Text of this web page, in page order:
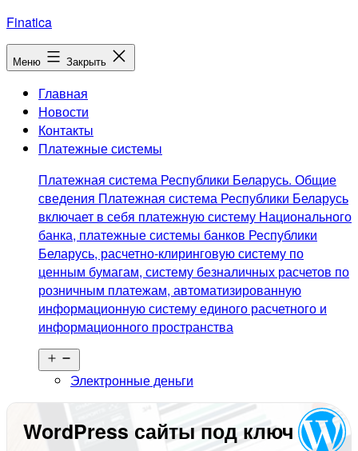
Перейти
к
содержимому
Finatica
Меню Закрыть
Главная
Новости
Контакты
Платежные системы
Платежная система Республики Беларусь. Общие
сведения Платежная система Республики Беларусь
включает в себя платежную систему Национального
банка, платежные системы банков Республики
Беларусь, расчетно-клиринговую систему по
ценным бумагам, систему безналичных расчетов по
розничным платежам, автоматизированную
информационную систему единого расчетного и
информационного пространства
меню
Электронные деньги
WordPress сайты под ключ